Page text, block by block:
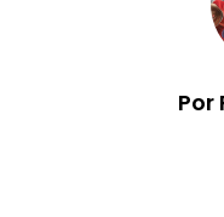
Por